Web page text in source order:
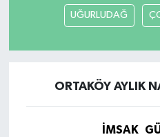
UĞURLUDAĞ
ORTAKÖY AYLIK
İMSAK